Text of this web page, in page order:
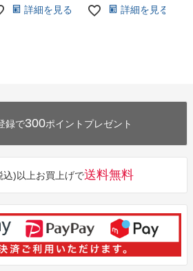
詳細を見る 詳細を見る
録で300ポイントプレゼント
込)以上お買上げで送料無料